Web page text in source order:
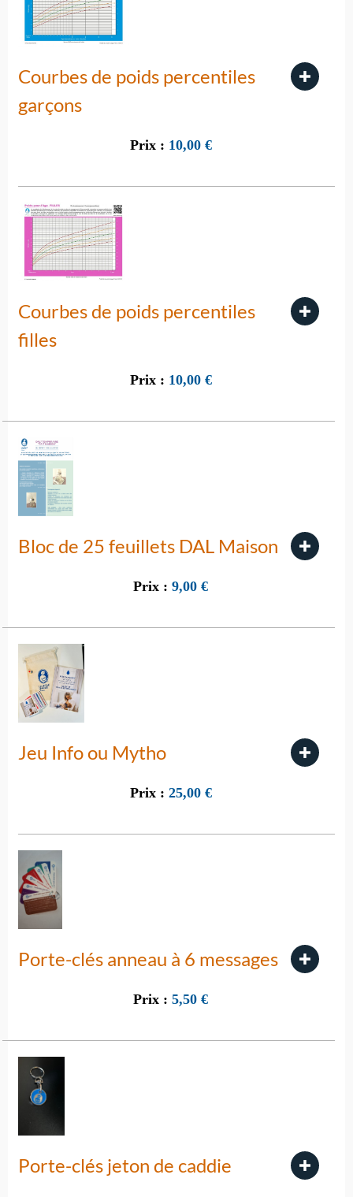
Courbes de poids percentiles
garçons
Prix : 10,00 €
Courbes de poids percentiles
filles
Prix : 10,00 €
Bloc de 25 feuillets DAL Maison
Prix : 9,00 €
Jeu Info ou Mytho
Prix : 25,00 €
Porte-clés anneau à 6 messages
Prix : 5,50 €
Porte-clés jeton de caddie